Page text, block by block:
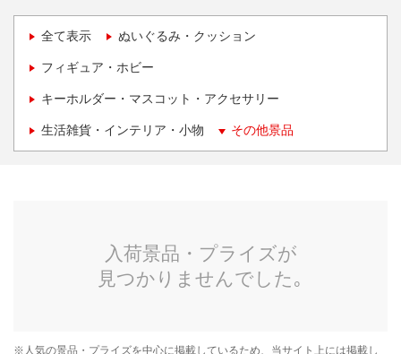
全て表示 ぬいぐるみ・クッション
フィギュア・ホビー
キーホルダー・マスコット・アクセサリー
生活雑貨・インテリア・小物 その他景品